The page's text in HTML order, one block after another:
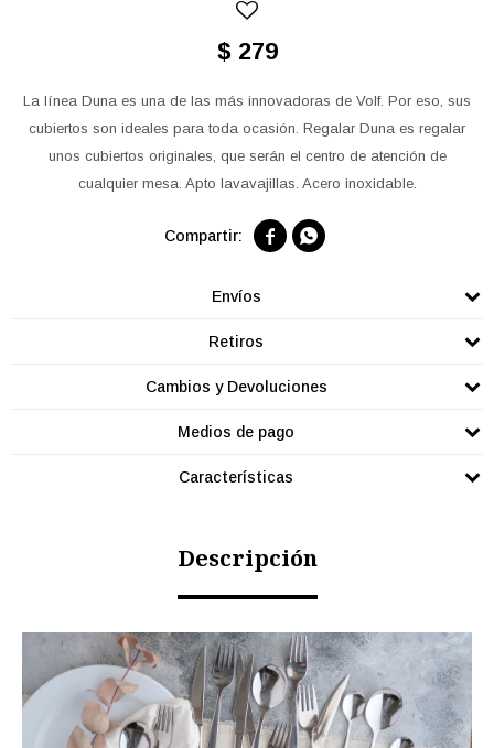
$ 279
La línea Duna es una de las más innovadoras de Volf. Por eso, sus
cubiertos son ideales para toda ocasión. Regalar Duna es regalar
unos cubiertos originales, que serán el centro de atención de
cualquier mesa. Apto lavavajillas. Acero inoxidable.
 
Envíos
Retiros
Cambios y Devoluciones
Medios de pago
Características
Descripción